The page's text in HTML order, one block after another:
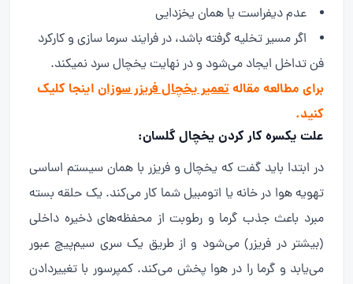
عدم دیفراست یا همان یخزدایی
اگر مسیر تخلیه گرفته باشد، در فرایند سرما سازی و کارکرد
فن تداخل ایجاد می‌شود و در نهایت یخچال سرد نمیکند.
برای مطالعه مقالهتعمیر یخچال فریزر سوزان اینجا کلیک
کنید.
علت یکسره کار کردن یخچال گلسان:
در ابتدا باید گفت که یخچال و فریزر با همان سیستم اساسی
تهویه هوا در خانه یا اتومبیل شما کار می‌کند. یک حلقه بسته
مبرد باعث جذب گرما و رطوبت از محفظه‌های ذخیره داخلی
(بیشتر در فریزر) می‌شود و از طریق یک سری سیم‌پیچ عبور
می‌یابد و گرما را در هوا پخش می‌کند. کمپرسور با تغییردادن